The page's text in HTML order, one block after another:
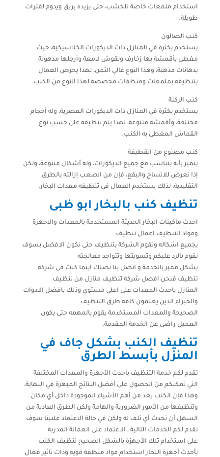
استخدام ملمعات خاصة للخشب، حتى يزيده بريق ويدوم لفترات
طويلة.
كنب الصالون
يستخدم بكثرة في المنازل ذات الديكورات الكلاسيكية، حيث
مغطى بأقمشة بها زخارف ونقوش لامعة وأرجلها مدهونة
بدهانات مذهبة، وهذا النوع غالي الثمن، لهذا يحرص العمال
بتنظيفه بملمعات ومنظفات مخصصة لهذا النوع من الكنب.
كنب الركنة
يستخدم بكثرة في المنازل ذات الديكورات العصرية، وله أحجام
مختلفة، وأقمشة متنوعة، لهذا يتم تنظيفه على حسب نوع
القماش المغطى به الكنب.
كنب مصنوع من القطيفة
يتميز بأنه يتناسب مع جميع الديكورات، وله أشكال متنوعة، ولكن
إذا تعرض للاتساخ والبقع، فإن من الصعب إزالته بالطرق
التقليدية، لذلك يستخدم العمال في تنظيفه معدات البخار.
تنظيف كنب بالبخار ابو ظبى
احدث ماكينات البخار الحديثة المستخدمة بالمعدات والاجهزة
ومواد التنظيف اعمال تنظيف
بجميع اشكاله وتقوم الشركة بتنظيف حتى نكون الافضل بسوف
نقوم بالرد عليكم وتسويتها وتتواجد معالجته
بشكل مميز بالخدمة و اتصل بنا نصلك اينما كنت فى شركة
تنظيف فنحن افضل شركة تنظيف منازل من تنظيف
المنازل باحدث المعدات على اعلي مستوي وذلك بافضل الادوات
والخبراء الذين يعلمون كافة طرق التنظيف
الصحيحة والمعدات المستخدمة يقوم بالمهمه حتى يكون
العميل راضى عن الخدمة المقدمة.
تنظيف الكنب بشكل جاف في
المنزل بأبسط الطرق
تقدم لكم خدمة التنظيف بأحدث الأجهزة والمعدات المختلفة
التي تمكنكم من الحصول على أفضل النتائج المبهرة في النهاية،
وهذا فإن الكنب يعد من أهم الأشياء الموجودة داخل أي مكان
وتنظيفها من الأمور الضرورية والهامة ولكن الطرق العادية من
السهل أن تحدث أي تلف له ولكن في حالة الاعتماد علىينا سوف
تقدم لكم الخدمات التالية ، الاعتماد على العمالة المدربة
على استخدام تلك الأجهزة بالشكل الصحيح تنظيف الكنب
بأحدث أجهزة البخار استخدام مواد منظفة قوية وذات تاثير فعال